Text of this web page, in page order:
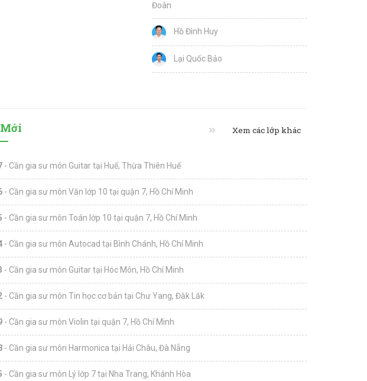
Đoàn
Hồ Đình Huy
Lại Quốc Bảo
Mới Xem các lớp khác
- Cần gia sư môn Guitar tại Huế, Thừa Thiên Huế
- Cần gia sư môn Văn lớp 10 tại quận 7, Hồ Chí Minh
- Cần gia sư môn Toán lớp 10 tại quận 7, Hồ Chí Minh
- Cần gia sư môn Autocad tại Bình Chánh, Hồ Chí Minh
- Cần gia sư môn Guitar tại Hóc Môn, Hồ Chí Minh
- Cần gia sư môn Tin học cơ bản tại Chư Yang, Đăk Lăk
- Cần gia sư môn Violin tại quận 7, Hồ Chí Minh
- Cần gia sư môn Harmonica tại Hải Châu, Đà Nẵng
- Cần gia sư môn Lý lớp 7 tại Nha Trang, Khánh Hòa